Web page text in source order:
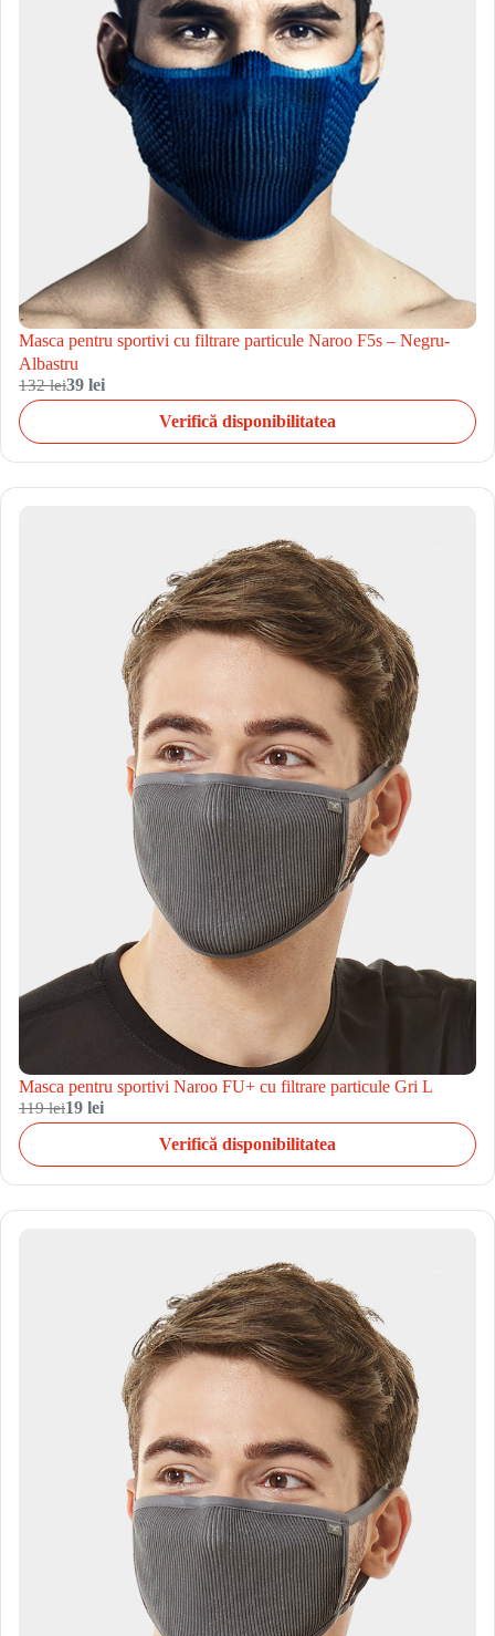
Masca pentru sportivi cu filtrare particule Naroo F5s – Negru-
Albastru
132 lei39 lei
Verifică disponibilitatea
Masca pentru sportivi Naroo FU+ cu filtrare particule Gri L
119 lei19 lei
Verifică disponibilitatea